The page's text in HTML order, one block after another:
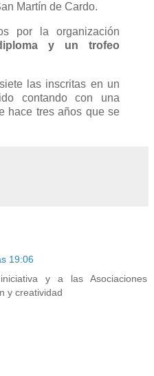
Martín de Cardo.
por la organización
y un trofeo
las inscritas en un
contando con una
hace tres años que se
19:06
y a las Asociaciones
y creatividad